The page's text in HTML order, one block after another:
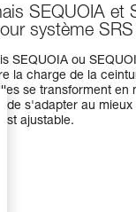
SEQUOIA et
système SRS
SEQUOIA ou
la charge de la
se transforment en
de s'adapter au mieux
ajustable.